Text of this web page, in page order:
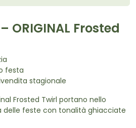
– ORIGINAL Frosted
festa
stagionale
Frosted Twirl portano nello
delle feste con tonalità ghiacciate